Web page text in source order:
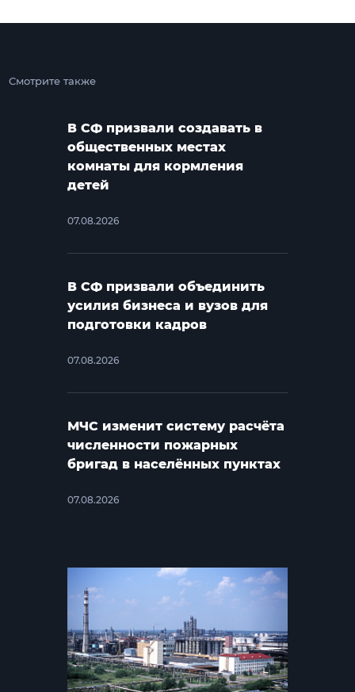
Смотрите также
В СФ призвали создавать в
общественных местах
комнаты для кормления
детей
07.08.2026
В СФ призвали объединить
усилия бизнеса и вузов для
подготовки кадров
07.08.2026
МЧС изменит систему расчёта
численности пожарных
бригад в населённых пунктах
07.08.2026